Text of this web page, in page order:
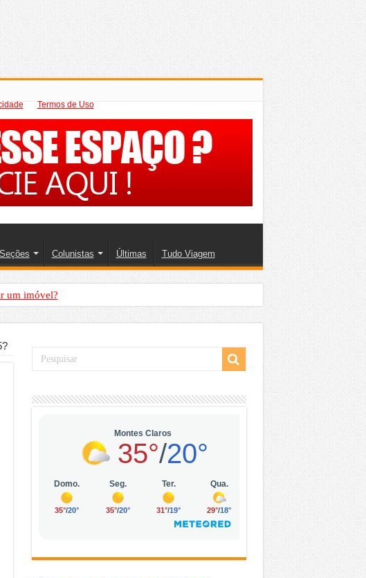
Termos de Uso
Colunistas Últimas Tudo Viagem
um imóvel?
da Vila Olímpia, em São Paulo
de R$ 10 mil no digital
seguro com solar, eólica e hidrogênio verde